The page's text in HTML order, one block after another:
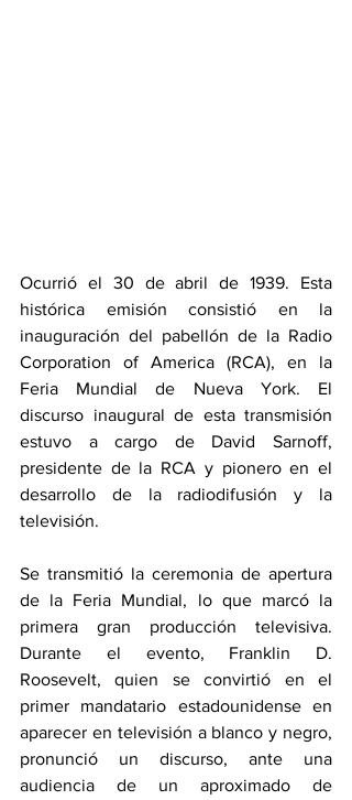
Ocurrió el 30 de abril de 1939. Esta
histórica emisión consistió en la
inauguración del pabellón de la Radio
Corporation of America (RCA),
en la
Feria Mundial de Nueva York. El
discurso inaugural de esta transmisión
estuvo a cargo de David Sarnoff,
presidente de la RCA y pionero en el
desarrollo de la radiodifusión y la
televisión.
de la Feria Mundial, lo que marcó la
primera gran producción televisiva.
Durante el evento, Franklin D.
Roosevelt, quien se convirtió en el
primer mandatario estadounidense en
aparecer en televisión a blanco y negro,
pronunció un discurso, ante una
audiencia de un aproximado de